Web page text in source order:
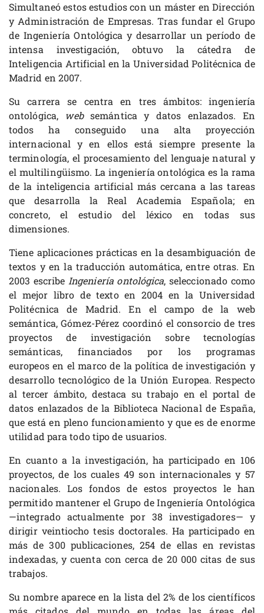
Simultaneó estos estudios con un máster en Dirección
y Administración de Empresas. Tras fundar el Grupo
de Ingeniería Ontológica y desarrollar un período de
intensa investigación, obtuvo la cátedra de
Inteligencia Artificial en la Universidad Politécnica de
Madrid en 2007.
Su carrera se centra en tres ámbitos: ingeniería
ontológica, websemántica y datos enlazados. En
todos ha conseguido una alta proyección
internacional y en ellos está siempre presente la
terminología, el procesamiento del lenguaje natural y
el multilingüismo. La ingeniería ontológica es la rama
de la inteligencia artificial más cercana a las tareas
que desarrolla la Real Academia Española; en
concreto, el estudio del léxico en todas sus
dimensiones.
Tiene aplicaciones prácticas en la desambiguación de
textos y en la traducción automática, entre otras. En
2003 escribe Ingeniería ontológica, seleccionado como
el mejor libro de texto en 2004 en la Universidad
Politécnica de Madrid. En el campo de la web
semántica, Gómez-Pérez coordinó el consorcio de tres
proyectos de investigación sobre tecnologías
semánticas, financiados por los programas
europeos en el marco de la política de investigación y
desarrollo tecnológico de la Unión Europea. Respecto
al tercer ámbito, destaca su trabajo en el portal de
datos enlazados de la Biblioteca Nacional de España,
que está en pleno funcionamiento y que es de enorme
utilidad para todo tipo de usuarios.
En cuanto a la investigación, ha participado en 106
proyectos, de los cuales 49 son internacionales y 57
nacionales. Los fondos de estos proyectos le han
permitido mantener el Grupo de Ingeniería Ontológica
—integrado actualmente por 38 investigadores— y
dirigir veintiocho tesis doctorales. Ha participado en
más de 300 publicaciones, 254 de ellas en revistas
indexadas, y cuenta con cerca de 20 000 citas de sus
trabajos.
Su nombre aparece en la lista del 2% de los científicos